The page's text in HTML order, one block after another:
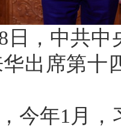
日，中共
出席第十
今年1月